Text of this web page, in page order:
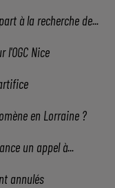
à la recherche de...
Nice
en Lorraine ?
un appel à...
annulés